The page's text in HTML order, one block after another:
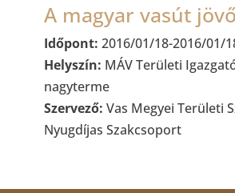
A magyar vasút
Időpont: 2016/01/18-2016/01/
Helyszín: MÁV Területi
nagyterme
Szervező: Vas Megyei Területi
Nyugdíjas Szakcsoport